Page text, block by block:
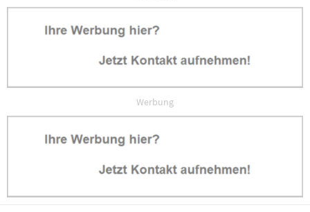
Werbung